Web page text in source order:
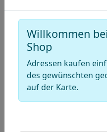
rectangle
a
circle
Edit
layers
Delete
layers
Willkommen
Shop
Adressen kaufen
des gewünschten
auf der Karte.